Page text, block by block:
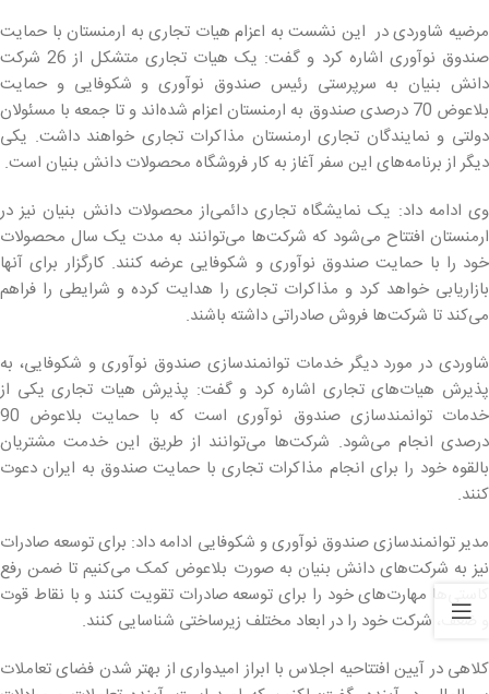
مرضیه شاوردی در این نشست به اعزام هیات تجاری به ارمنستان با حمایت
صندوق نوآوری اشاره کرد و گفت: یک هیات تجاری متشکل از 26 شرکت
دانش بنیان به سرپرستی رئیس صندوق نوآوری و شکوفایی و حمایت
بلاعوض 70 درصدی صندوق به ارمنستان اعزام شده‌اند و تا جمعه با مسئولان
دولتی و نمایندگان تجاری ارمنستان مذاکرات تجاری خواهند داشت. یکی
دیگر از برنامه‌های این سفر آغاز به کار فروشگاه محصولات دانش بنیان است.
وی ادامه داد: یک نمایشگاه تجاری دائمی‌از محصولات دانش بنیان نیز در
ارمنستان افتتاح می‌شود که شرکت‌ها می‌توانند به مدت یک سال محصولات
خود را با حمایت صندوق نوآوری و شکوفایی عرضه کنند. کارگزار برای آنها
بازاریابی خواهد کرد و مذاکرات تجاری را هدایت کرده و شرایطی را فراهم
می‌کند تا شرکت‌ها فروش صادراتی داشته باشند.
شاوردی در مورد دیگر خدمات توانمندسازی صندوق نوآوری و شکوفایی، به
پذیرش هیات‌های تجاری اشاره کرد و گفت: پذیرش هیات تجاری یکی از
خدمات توانمندسازی صندوق نوآوری است که با حمایت بلاعوض 90
درصدی انجام می‌شود. شرکت‌ها می‌توانند از طریق این خدمت مشتریان
بالقوه خود را برای انجام مذاکرات تجاری با حمایت صندوق به ایران دعوت
کنند.
مدیر توانمندسازی صندوق نوآوری و شکوفایی ادامه داد: برای توسعه صادرات
نیز به شرکت‌های دانش بنیان به صورت بلاعوض کمک می‌کنیم تا ضمن رفع
کاستی‌ها مهارت‌های خود را برای توسعه صادرات تقویت کنند و با نقاط قوت
و ضعف، شرکت خود را در ابعاد مختلف زیرساختی شناسایی کنند.
کلاهی در آیین افتتاحیه اجلاس با ابراز امیدواری از بهتر شدن فضای تعاملات